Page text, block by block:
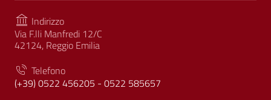
Indirizzo
Via F.lli Manfredi 12/C
42124, Reggio Emilia
Telefono
(+39) 0522 456205 - 0522 585657